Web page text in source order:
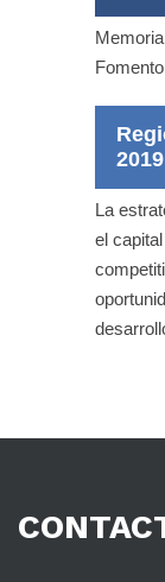
2019
La
el